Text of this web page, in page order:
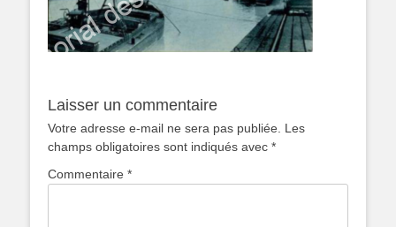
Laisser un commentaire
Votre adresse e-mail ne sera pas publiée.
Les
champs obligatoires sont indiqués avec *
Commentaire *